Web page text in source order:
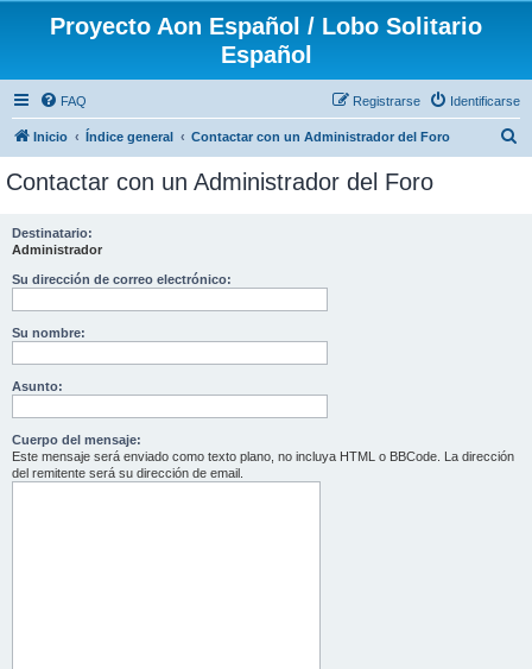
Proyecto Aon Español / Lobo Solitario
Español
FAQ Identificarse
Registrarse
Inicio Índice general Contactar con un Administrador del Foro
Contactar con un Administrador del Foro
Destinatario:
Administrador
Su dirección de correo electrónico:
Su nombre:
Asunto:
Cuerpo del mensaje:
Este mensaje será enviado como texto plano, no incluya HTML o BBCode. La dirección
del remitente será su dirección de email.